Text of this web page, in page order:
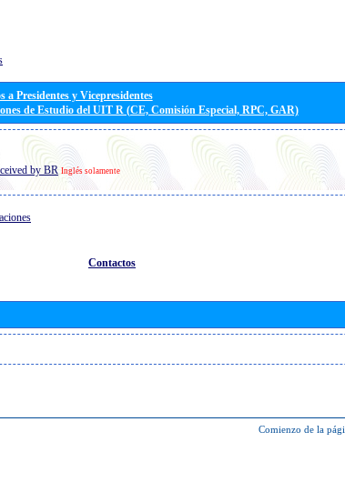
a Presidentes y Vicepresidentes
de Estudio del UIT R (CE, Comisión Especial, RPC, GAR)
by BR Inglés solamente
Contactos
Comienzo de la